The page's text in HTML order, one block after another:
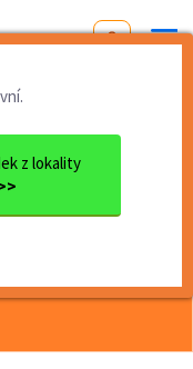
z lokality
dílů -